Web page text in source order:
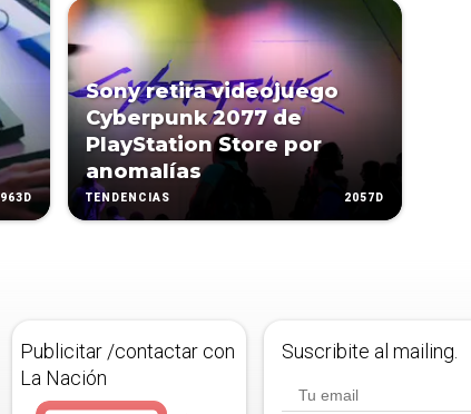
963D
Sony retira videojuego
Cyberpunk 2077 de
PlayStation Store por
anomalías
TENDENCIAS 2057D
Publicitar /contactar con
La Nación
Suscribite al mailing.